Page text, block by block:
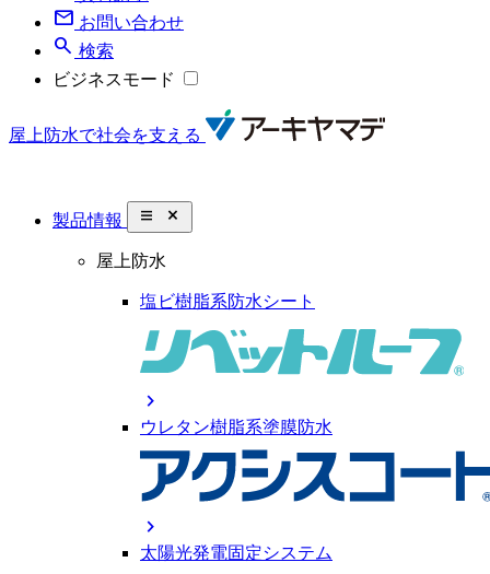
mail お問い合わせ
search 検索
ビジネスモード
屋上防水で社会を支える
製品情報 close_small
屋上防水
塩ビ樹脂系防水シート
chevron_right
ウレタン樹脂系塗膜防水
chevron_right
太陽光発電固定システム